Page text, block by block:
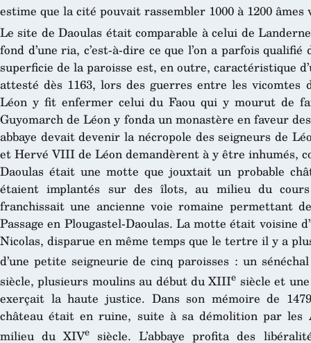
estime que la cité pouvait rassembler 1000 à 1200
Le site de Daoulas était comparable à celui de
fond d’une ria, c’est-à-dire ce que l’on a parfois
superficie de la paroisse est, en outre, caractéristique
attesté dès 1163, lors des guerres entre les
Léon y fit enfermer celui du Faou qui y mourut de
Guyomarch de Léon y fonda un monastère en faveur
abbaye devait devenir la nécropole des seigneurs de
et Hervé VIII de Léon demandèrent à y être inhumés,
Daoulas était une motte que jouxtait un probable
étaient implantés sur des îlots, au milieu du
franchissait une ancienne voie romaine permettant
Passage en Plougastel-Daoulas. La motte était voisine
Nicolas, disparue en même temps que le tertre il y a
d’une petite seigneurie de cinq paroisses : un
siècle, plusieurs moulins au début du XIIIe siècle et
exerçait la haute justice. Dans son mémoire de
château était en ruine, suite à sa démolition par les
milieu du XIVe siècle. L’abbaye profita des